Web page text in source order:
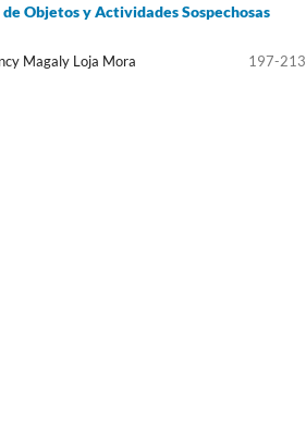
Objetos y Actividades Sospechosas
Magaly Loja Mora 197-213